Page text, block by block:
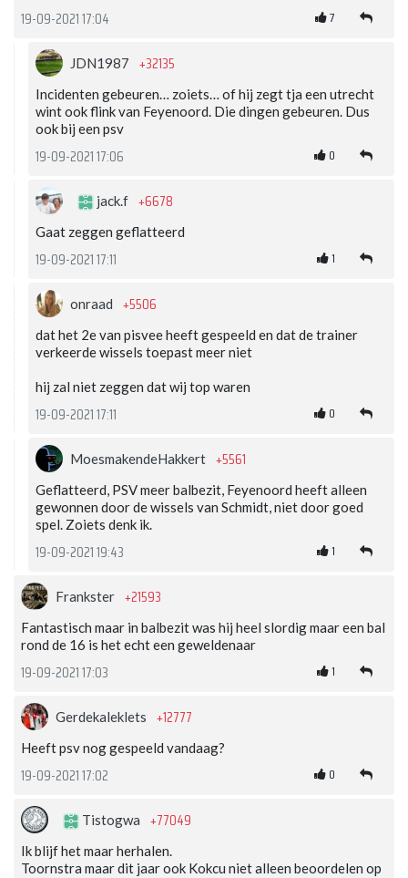
19-09-2021 17:04 7
JDN1987 +32135
Incidenten gebeuren… zoiets… of hij zegt tja een utrecht
wint ook flink van Feyenoord. Die dingen gebeuren. Dus
ook bij een psv
19-09-2021 17:06 0
jack.f +6678
Gaat zeggen geflatteerd
19-09-2021 17:11 1
onraad +5506
dat het 2e van pisvee heeft gespeeld en dat de trainer
verkeerde wissels toepast meer niet
hij zal niet zeggen dat wij top waren
19-09-2021 17:11 0
MoesmakendeHakkert +5561
Geflatteerd, PSV meer balbezit, Feyenoord heeft alleen
gewonnen door de wissels van Schmidt, niet door goed
spel. Zoiets denk ik.
19-09-2021 19:43 1
Frankster +21593
Fantastisch maar in balbezit was hij heel slordig maar een bal
rond de 16 is het echt een geweldenaar
19-09-2021 17:03 1
Gerdekaleklets +12777
Heeft psv nog gespeeld vandaag?
19-09-2021 17:02 0
Tistogwa +77049
Ik blijf het maar herhalen.
Toornstra maar dit jaar ook Kokcu niet alleen beoordelen op